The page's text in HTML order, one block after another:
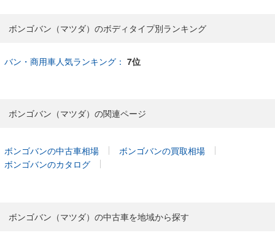
ボンゴバン（マツダ）のボディタイプ別ランキング
バン・商用車人気ランキング： 7位
ボンゴバン（マツダ）の関連ページ
ボンゴバンの中古車相場
ボンゴバンの買取相場
ボンゴバンのカタログ
ボンゴバン（マツダ）の中古車を地域から探す